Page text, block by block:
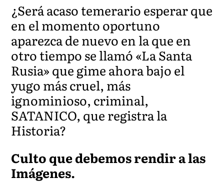
¿Será acaso temerario esperar que
en el momento oportuno
aparezca de nuevo en la que en
otro tiempo se llamó «La Santa
Rusia» que gime ahora bajo el
yugo más cruel, más
ignominioso, criminal,
SATANICO, que registra la
Historia?
Culto que debemos rendir a las
Imágenes.